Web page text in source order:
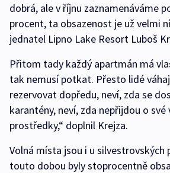
dobrá, ale v říjnu zaznamenáváme
procent, ta obsazenost je už velmi
jednatel Lipno Lake Resort Luboš
Přitom tady každý apartmán má
tak nemusí potkat. Přesto lidé
rezervovat dopředu, neví, zda se
karantény, neví, zda nepřijdou o
prostředky,“ doplnil Krejza.
Volná místa jsou i u silvestrovských
touto dobou byly stoprocentně